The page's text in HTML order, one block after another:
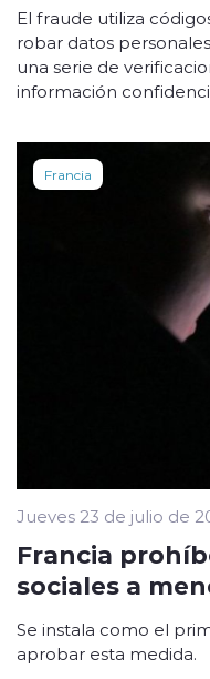
El fraude utiliza
robar datos
una serie de
información
Francia
Jueves 23 de julio de
Francia
sociales a
Se instala como el
aprobar esta medida.